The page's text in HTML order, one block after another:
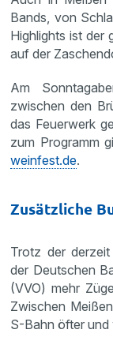
Bands, von
Highlights ist der
auf der
Am
zwischen den
das Feuerwerk
zum Programm
weinfest.de.
Zusätzliche
Trotz der
der Deutschen
(VVO) mehr
Zwischen
S-Bahn öfter und